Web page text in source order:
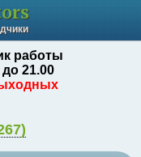
работы
до 21.00